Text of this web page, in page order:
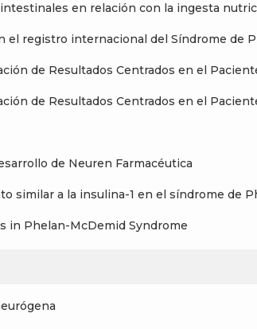
en relación con la ingesta
registro internacional del Síndrome de
de Resultados Centrados en el
de Resultados Centrados en el
de Neuren Farmacéutica
similar a la insulina-1 en el síndrome de
in Phelan-McDemid Syndrome